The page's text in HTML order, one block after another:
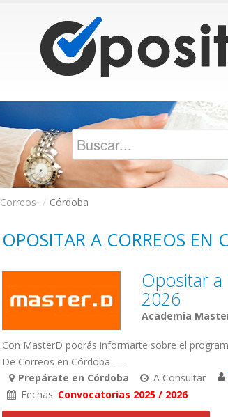
Correos / Córdoba
OPOSITAR A CORREOS EN
Opositar
2026
Academia
Con MasterD podrás informarte sobre el
De Correos en Córdoba . ...
Prepárate en Córdoba
A Consultar
Fechas: Convocatorias 2025 / 2026